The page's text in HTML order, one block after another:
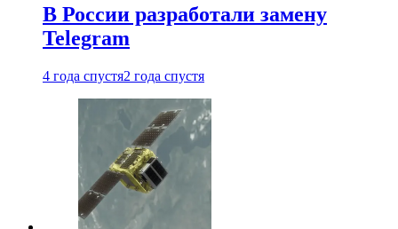
В России разработали замену
Telegram
4 года спустя2 года спустя